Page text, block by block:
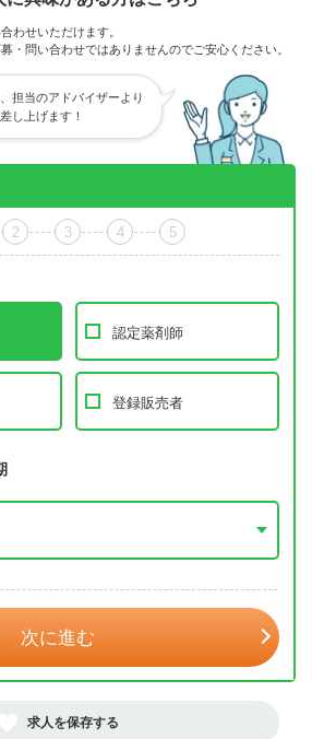
わせいただけます。
・問い合わせではありませんのでご安心ください。
担当のアドバイザーより
し上げます！
2 3 4 5
認定薬剤師
登録販売者
次に進む
求人を保存する